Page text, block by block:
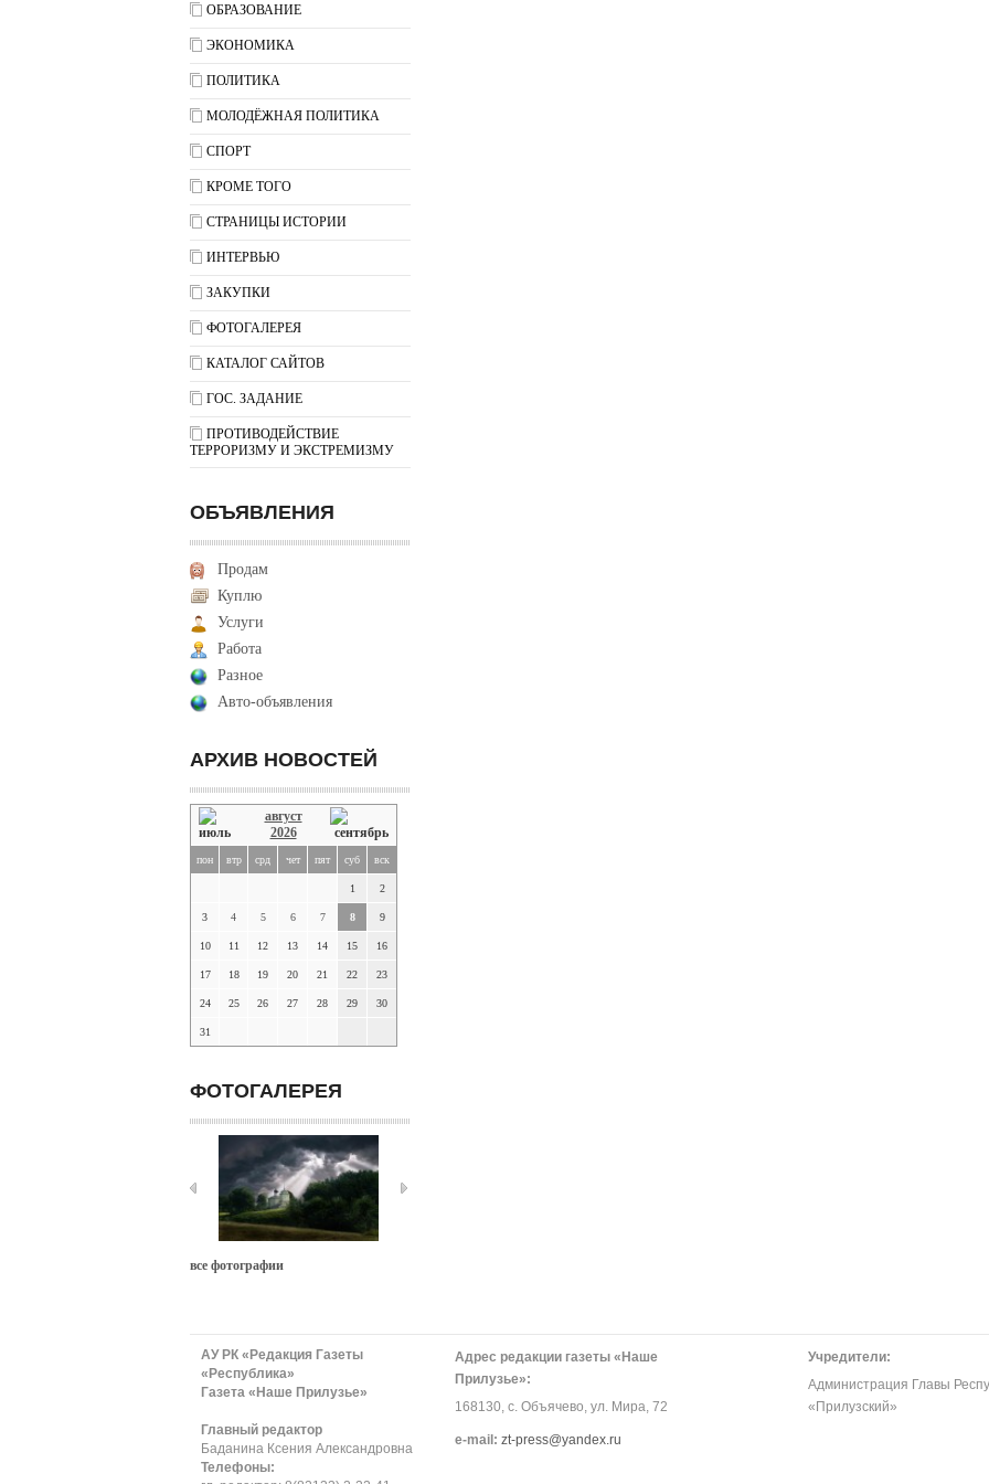
ОБРАЗОВАНИЕ
ЭКОНОМИКА
ПОЛИТИКА
МОЛОДЁЖНАЯ ПОЛИТИКА
СПОРТ
КРОМЕ ТОГО
СТРАНИЦЫ ИСТОРИИ
ИНТЕРВЬЮ
ЗАКУПКИ
ФОТОГАЛЕРЕЯ
КАТАЛОГ САЙТОВ
ГОС. ЗАДАНИЕ
ПРОТИВОДЕЙСТВИЕ
ТЕРРОРИЗМУ И ЭКСТРЕМИЗМУ
ОБЪЯВЛЕНИЯ
Продам
Куплю
Услуги
Работа
Разное
Авто-объявления
АРХИВ НОВОСТЕЙ
август
2026
пон втр срд чет пят суб вск
1 2
3 4 5 6 7 8 9
10 11 12 13 14 15 16
17 18 19 20 21 22 23
24 25 26 27 28 29 30
31
ФОТОГАЛЕРЕЯ
все фотографии
АУ РК «Редакция Газеты
«Республика»
Газета «Наше Прилузье»
Главный редактор
Баданина Ксения Александровна
Телефоны:
Адрес редакции газеты «Наше
Прилузье»:
168130, с. Объячево, ул. Мира, 72
е-mail: zt-press@yandex.ru
Учредители:
Администрация Главы
«Прилузский»